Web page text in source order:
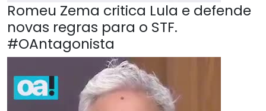
Romeu Zema critica Lula e defende
novas regras para o STF.
#OAntagonista